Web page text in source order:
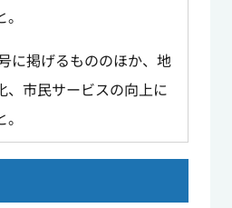
に掲げるもののほか、地
、市民サービスの向上に